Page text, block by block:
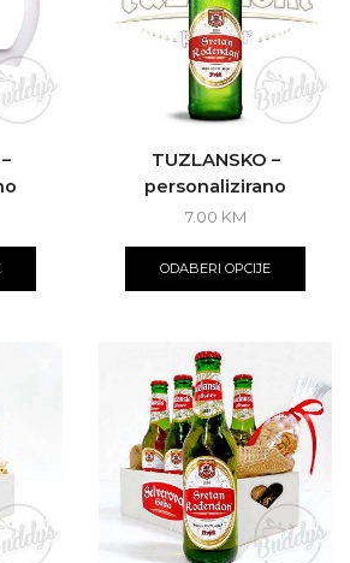
TUZLANSKO –
personalizirano
7.00 KM
ODABERI OPCIJE